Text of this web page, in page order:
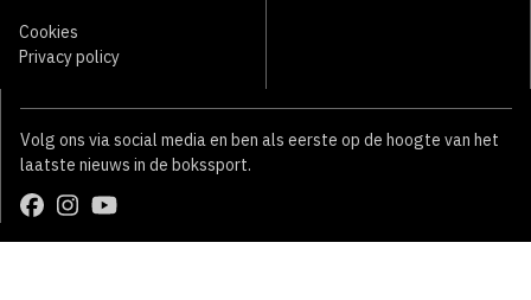
Cookies
Privacy policy
Volg ons via social media en ben als eerste op de hoogte van het
laatste nieuws in de bokssport.